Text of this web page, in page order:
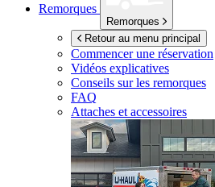
Remorques
Remorques
Retour au menu principal
Commencer une réservation
Vidéos explicatives
Conseils sur les remorques
FAQ
Attaches et accessoires